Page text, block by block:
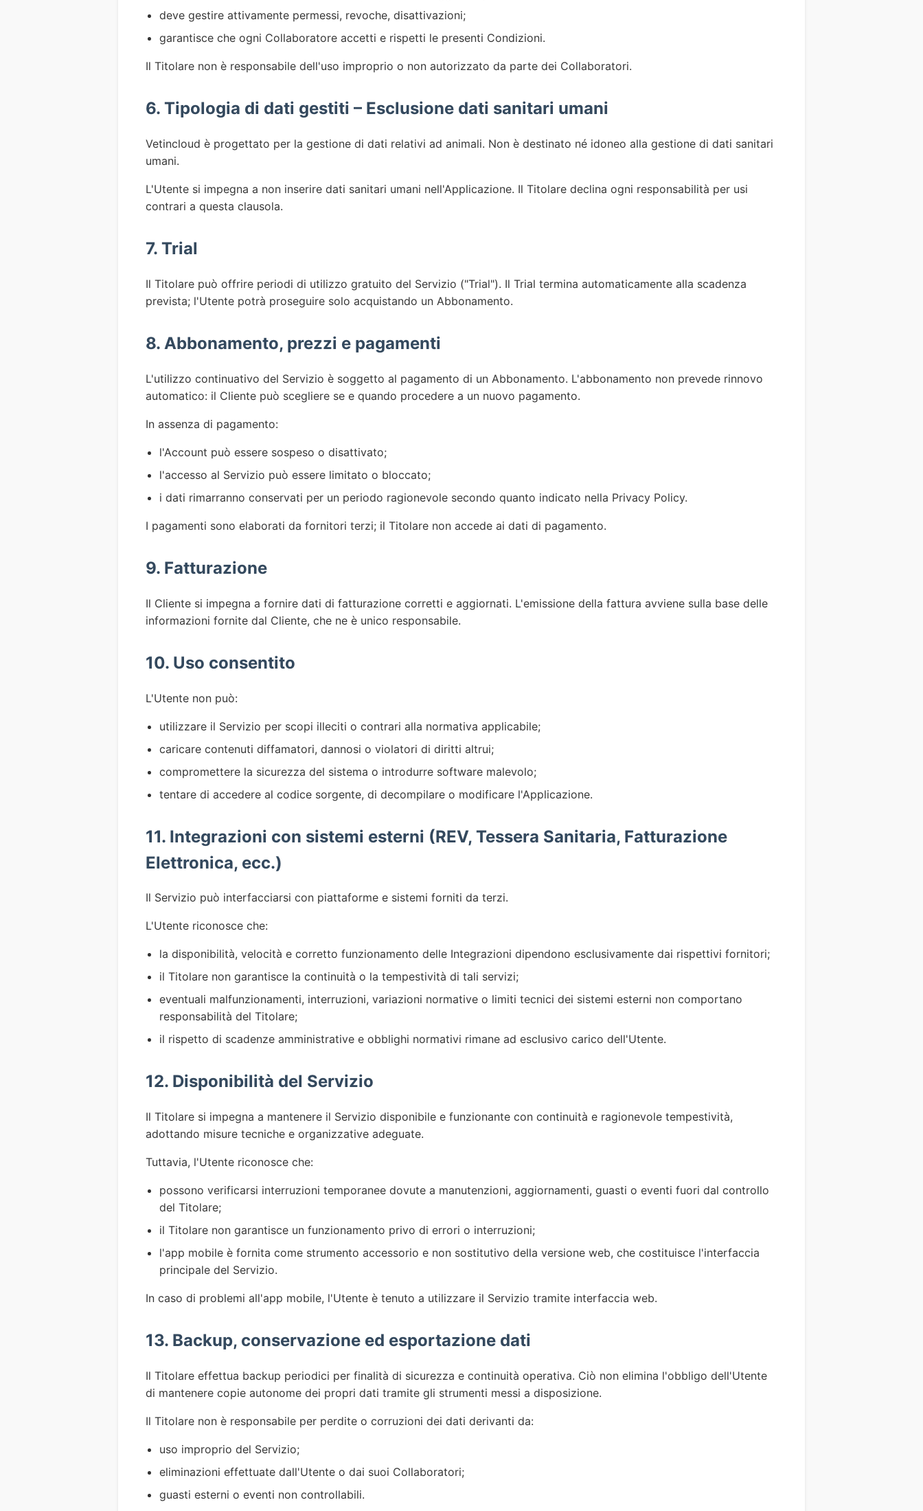
deve gestire attivamente permessi, revoche, disattivazioni;
garantisce che ogni Collaboratore accetti e rispetti le presenti Condizioni.
Il Titolare non è responsabile dell'uso improprio o non autorizzato da parte dei Collaboratori.
6. Tipologia di dati gestiti – Esclusione dati sanitari umani
Vetincloud è progettato per la gestione di dati relativi ad animali. Non è destinato né idoneo alla gestione di dati sanitari
umani.
L'Utente si impegna a non inserire dati sanitari umani nell'Applicazione. Il Titolare declina ogni responsabilità per usi
contrari a questa clausola.
7. Trial
Il Titolare può offrire periodi di utilizzo gratuito del Servizio ("Trial"). Il Trial termina automaticamente alla scadenza
prevista; l'Utente potrà proseguire solo acquistando un Abbonamento.
8. Abbonamento, prezzi e pagamenti
L'utilizzo continuativo del Servizio è soggetto al pagamento di un Abbonamento. L'abbonamento non prevede rinnovo
automatico: il Cliente può scegliere se e quando procedere a un nuovo pagamento.
In assenza di pagamento:
l'Account può essere sospeso o disattivato;
l'accesso al Servizio può essere limitato o bloccato;
i dati rimarranno conservati per un periodo ragionevole secondo quanto indicato nella Privacy Policy.
I pagamenti sono elaborati da fornitori terzi; il Titolare non accede ai dati di pagamento.
9. Fatturazione
Il Cliente si impegna a fornire dati di fatturazione corretti e aggiornati. L'emissione della fattura avviene sulla base delle
informazioni fornite dal Cliente, che ne è unico responsabile.
10. Uso consentito
L'Utente non può:
utilizzare il Servizio per scopi illeciti o contrari alla normativa applicabile;
caricare contenuti diffamatori, dannosi o violatori di diritti altrui;
compromettere la sicurezza del sistema o introdurre software malevolo;
tentare di accedere al codice sorgente, di decompilare o modificare l'Applicazione.
11. Integrazioni con sistemi esterni (REV, Tessera Sanitaria, Fatturazione
Elettronica, ecc.)
Il Servizio può interfacciarsi con piattaforme e sistemi forniti da terzi.
L'Utente riconosce che:
la disponibilità, velocità e corretto funzionamento delle Integrazioni dipendono esclusivamente dai rispettivi fornitori;
il Titolare non garantisce la continuità o la tempestività di tali servizi;
eventuali malfunzionamenti, interruzioni, variazioni normative o limiti tecnici dei sistemi esterni non comportano
responsabilità del Titolare;
il rispetto di scadenze amministrative e obblighi normativi rimane ad esclusivo carico dell'Utente.
12. Disponibilità del Servizio
Il Titolare si impegna a mantenere il Servizio disponibile e funzionante con continuità e ragionevole tempestività,
adottando misure tecniche e organizzative adeguate.
Tuttavia, l'Utente riconosce che:
possono verificarsi interruzioni temporanee dovute a manutenzioni, aggiornamenti, guasti o eventi fuori dal controllo
del Titolare;
il Titolare non garantisce un funzionamento privo di errori o interruzioni;
l'app mobile è fornita come strumento accessorio e non sostitutivo della versione web, che costituisce l'interfaccia
principale del Servizio.
In caso di problemi all'app mobile, l'Utente è tenuto a utilizzare il Servizio tramite interfaccia web.
13. Backup, conservazione ed esportazione dati
Il Titolare effettua backup periodici per finalità di sicurezza e continuità operativa. Ciò non elimina l'obbligo dell'Utente
di mantenere copie autonome dei propri dati tramite gli strumenti messi a disposizione.
Il Titolare non è responsabile per perdite o corruzioni dei dati derivanti da:
uso improprio del Servizio;
eliminazioni effettuate dall'Utente o dai suoi Collaboratori;
guasti esterni o eventi non controllabili.